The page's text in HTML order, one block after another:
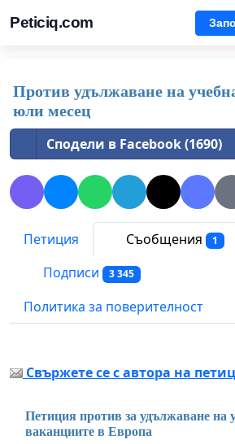
Peticiq.com
Против удължаване на
юли месец
Сподели в Facebook (1690)
Петиция Съобщения 1
Подписи 3 345
Политика за поверителност
Свържете се с автора на
Петиция против за удължаване на
ваканциите в Европа